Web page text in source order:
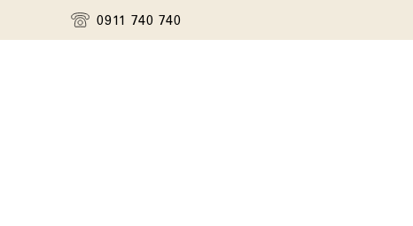
0911 740 740